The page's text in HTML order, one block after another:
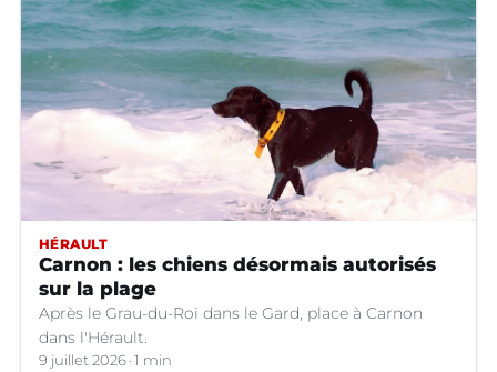
HÉRAULT
Carnon : les chiens désormais autorisés
sur la plage
Après le Grau-du-Roi dans le Gard, place à Carnon
dans l'Hérault.
9 juillet 2026 1 min